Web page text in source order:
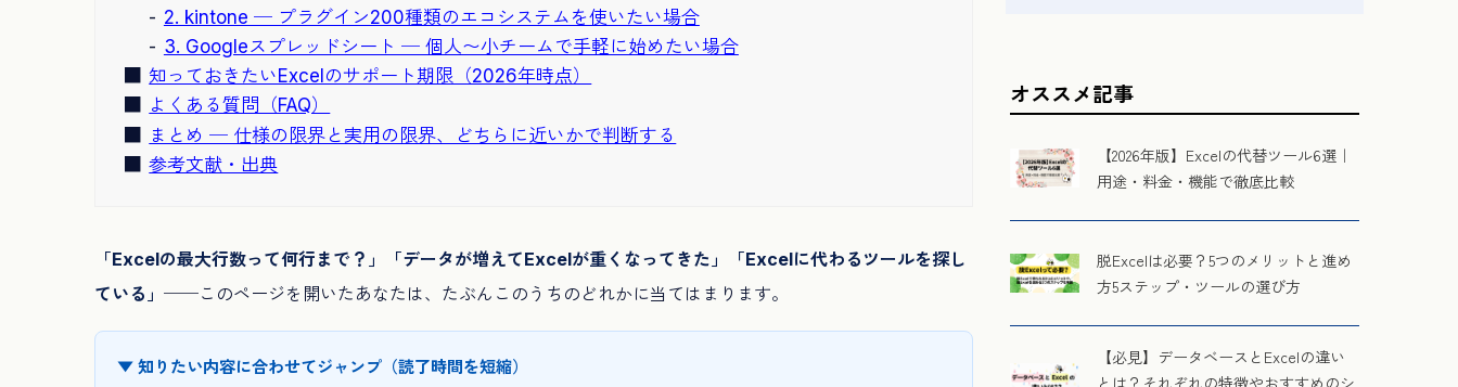
2. kintone ─ プラグイン200種類のエコシステムを使いたい場合
3. Googleスプレッドシート ─ 個人〜小チームで手軽に始めたい場合
知っておきたいExcelのサポート期限（2026年時点）
よくある質問（FAQ）
まとめ ─ 仕様の限界と実用の限界、どちらに近いかで判断する
参考文献・出典
「Excelの最大行数って何行まで？」「データが増えてExcelが重くなってきた」「Excelに代わるツールを探し
ている」 ──このページを開いたあなたは、たぶんこのうちのどれかに当てはまります。
▼ 知りたい内容に合わせてジャンプ（読了時間を短縮）
オススメ記事
【2026年版】Excelの代替ツール6選｜
用途・料金・機能で徹底比較
脱Excelは必要？5つのメリットと進め
方5ステップ・ツールの選び方
【必見】データベースとExcelの違い